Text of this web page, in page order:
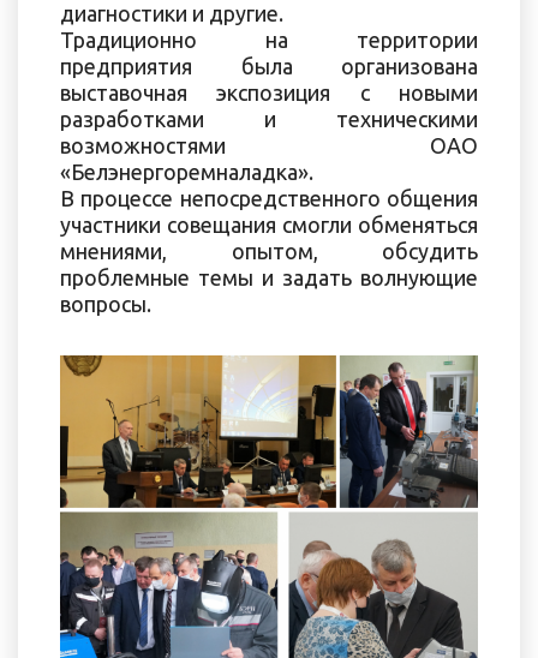
диагностики и другие.
Традиционно на территории
предприятия была организована
выставочная экспозиция с новыми
разработками и техническими
возможностями ОАО
«Белэнергоремналадка».
В процессе непосредственного общения
участники совещания смогли обменяться
мнениями, опытом, обсудить
проблемные темы и задать волнующие
вопросы.